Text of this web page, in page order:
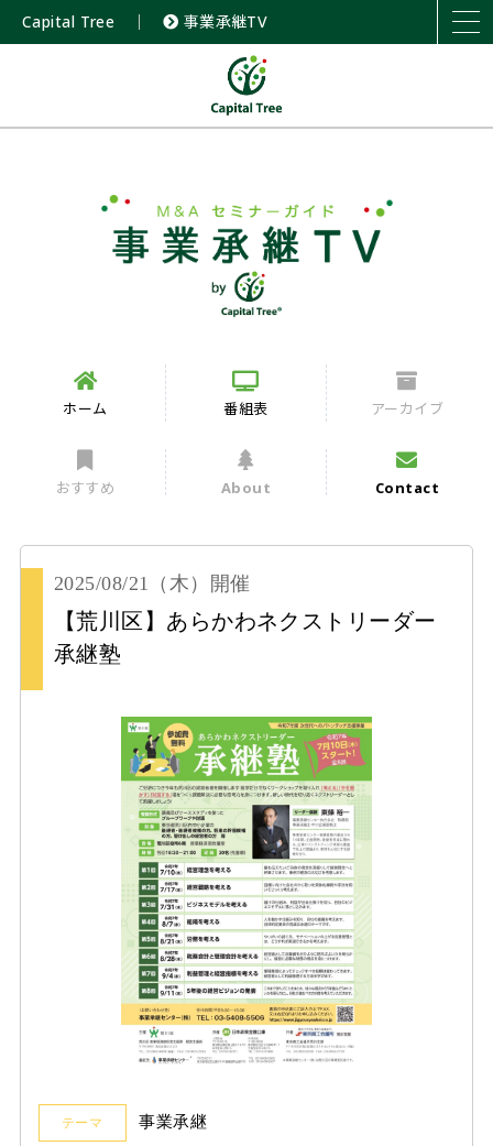
Capital Tree ｜ 事業承継TV
ホーム 番組表 アーカイブ
おすすめ About Contact
2025/08/21 （木） 開催
【荒川区】あらかわネクストリーダー
承継塾
テーマ 事業承継